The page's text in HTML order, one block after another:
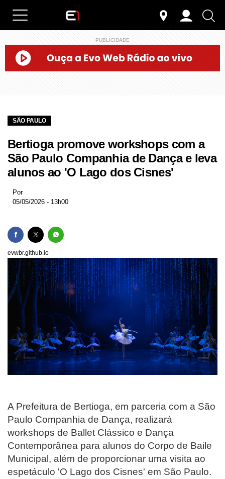
PUBLICIDADE
SÃO PAULO
Bertioga promove workshops com a
São Paulo Companhia de Dança e leva
alunos ao 'O Lago dos Cisnes'
Por
05/05/2026 - 13h00
evwbr.github.io
A Prefeitura de Bertioga, em parceria com a São
Paulo Companhia de Dança, realizará
workshops de Ballet Clássico e Dança
Contemporânea para alunos do Corpo de Baile
Municipal, além de proporcionar uma visita ao
espetáculo 'O Lago dos Cisnes' em São Paulo.